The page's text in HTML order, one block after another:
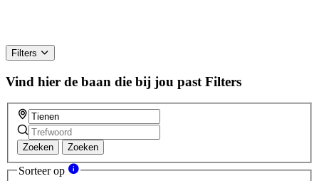
Filters
Vind hier de baan die bij jou past Filters
Zoeken Zoeken
Sorteer op